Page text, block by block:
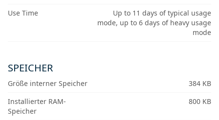
Use Time
Up to 11 days of typical usage
mode, up to 6 days of heavy usage
mode
SPEICHER
Größe interner Speicher
384 KB
Installierter RAM-
Speicher
800 KB